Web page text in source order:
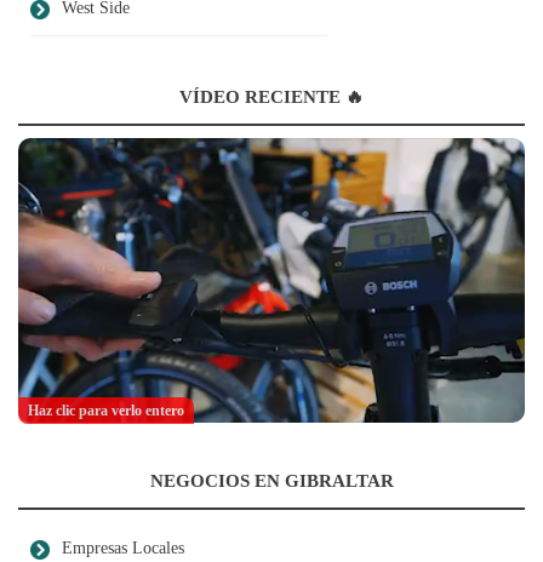
West Side
VÍDEO RECIENTE 🔥
Haz clic para verlo entero
NEGOCIOS EN GIBRALTAR
Empresas Locales